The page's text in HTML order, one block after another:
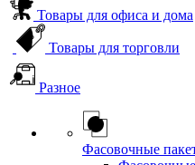
Товары для офиса и дома
Товары для торговли
Разное
Фасовочные